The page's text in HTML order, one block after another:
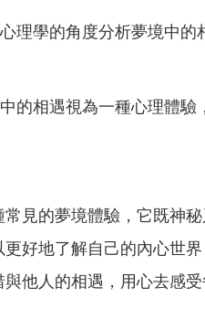
理學的角度分析夢境中的
中的相遇視為一種心理體
常見的夢境體驗，它既神
好地了解自己的內心世
他人的相遇，用心去感受